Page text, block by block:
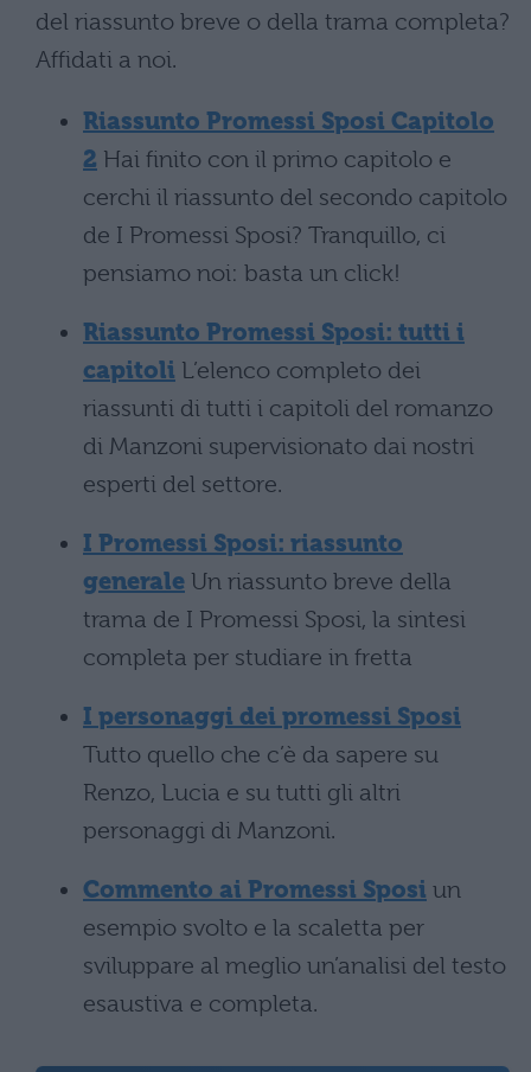
del riassunto breve o della trama completa?
Affidati a noi.
Riassunto Promessi Sposi Capitolo
2 Hai finito con il primo capitolo e
cerchi il riassunto del secondo capitolo
de I Promessi Sposi? Tranquillo, ci
pensiamo noi: basta un click!
Riassunto Promessi Sposi: tutti i
capitoli L’elenco completo dei
riassunti di tutti i capitoli del romanzo
di Manzoni supervisionato dai nostri
esperti del settore.
I Promessi Sposi: riassunto
generale Un riassunto breve della
trama de I Promessi Sposi, la sintesi
completa per studiare in fretta
I personaggi dei promessi Sposi
Tutto quello che c’è da sapere su
Renzo, Lucia e su tutti gli altri
personaggi di Manzoni.
Commento ai Promessi Sposi un
esempio svolto e la scaletta per
sviluppare al meglio un’analisi del testo
esaustiva e completa.